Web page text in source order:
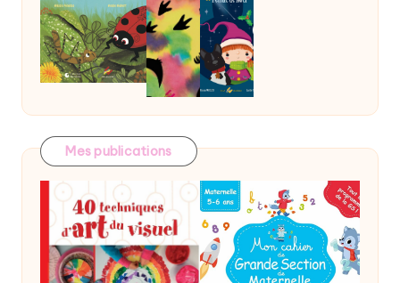
Mes publications